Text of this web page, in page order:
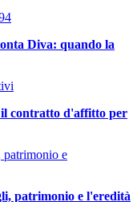
Diva: quando la
contratto d'affitto per
patrimonio e l'eredità